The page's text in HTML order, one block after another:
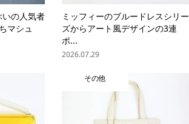
の人気者
マシュ
ミッフィーのブルードレスシリー
ズからアート風デザインの3連
ポ...
2026.07.29
その他